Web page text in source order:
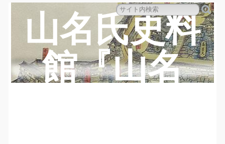
山名氏史料
館『山名